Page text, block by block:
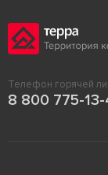
Телефон горячей
8 800 775-